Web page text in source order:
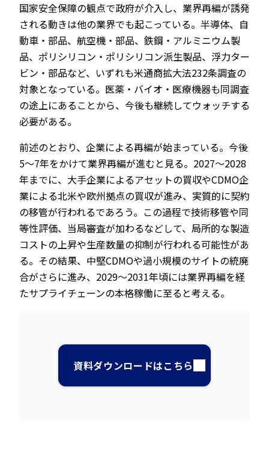
国家安全保障の観点で政府が介入し、業界再編が誘発
される動きは他の業界でも起こっている。半導体、自
動車・部品、航空機・部品、鉄鋼・アルミニウム製
品、ポリシリコン・ポリシリコン派生製品、浮力ター
ビン・部品など、いずれも米通商拡大法232条調査の
対象となっている。医薬・バイオ・医療機器も同調査
の途上にあることから、今後も継続してウォッチする
必要がある。
前述のとおり、企業による再編が始まっている。今後
5～7年をかけて業界再編が進むと見る。2027～2028
年までに、大手企業によるアセットの買収やCDMO企
業による北米や欧州拠点の買収が進み、実質的に契約
の移管が行われるであろう。この過程で技術移管や同
等性評価、当局審査が加わるなどして、局所的な製造
コストの上昇や生産数量の抑制が行われる可能性があ
る。その結果、中堅CDMOや過小規模のサイトの統廃
合がさらに進み、2029～2031年頃には業界再編を経
たサプライチェーンの本格稼働に至ると考える。
資料ダウンロードはこちら